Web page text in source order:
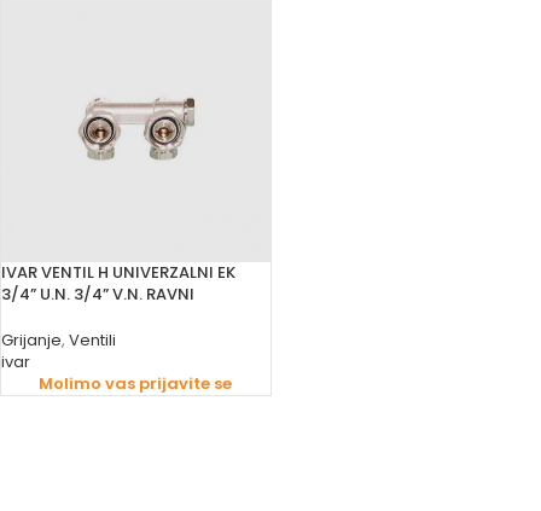
IVAR VENTIL H UNIVERZALNI EK
3/4” U.N. 3/4” V.N. RAVNI
Grijanje, Ventili
ivar
Molimo vas prijavite se